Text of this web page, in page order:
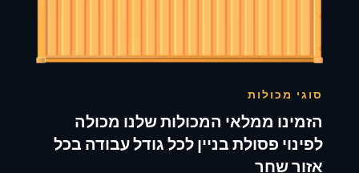
סוגי מכולות
הזמינו ממלאי המכולות שלנו מכולה
לפינוי פסולת בניין לכל גודל עבודה בכל
אזור שחר